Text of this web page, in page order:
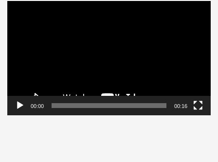
00:00 00:16